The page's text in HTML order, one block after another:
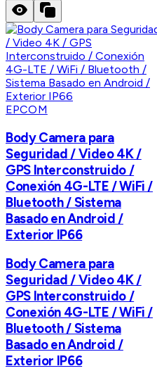
EPCOM
Body Camera para
Seguridad / Video 4K /
GPS Interconstruido /
Conexión 4G-LTE / WiFi /
Bluetooth / Sistema
Basado en Android /
Exterior IP66
Body Camera para
Seguridad / Video 4K /
GPS Interconstruido /
Conexión 4G-LTE / WiFi /
Bluetooth / Sistema
Basado en Android /
Exterior IP66